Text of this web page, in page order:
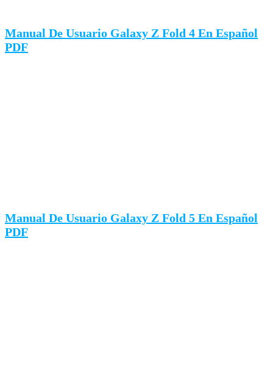
Manual De Usuario Galaxy Z Fold 4 En Español
PDF
Manual De Usuario Galaxy Z Fold 5 En Español
PDF